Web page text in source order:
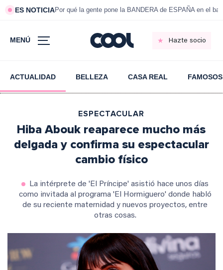
ES NOTICIAPor qué la gente pone la BANDERA de ESPAÑA en el
MENÚ Hazte socio
ACTUALIDAD BELLEZA CASA REAL FAMOSOS
ESPECTACULAR
Hiba Abouk reaparece mucho más
delgada y confirma su espectacular
cambio físico
La intérprete de 'El Príncipe' asistió hace unos días
como invitada al programa 'El Hormiguero' donde habló
de su reciente maternidad y nuevos proyectos, entre
otras cosas.